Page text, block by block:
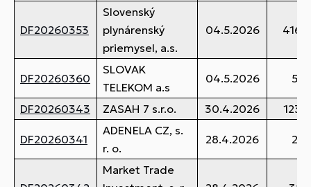
DF20260353
Slovenský
plynárenský
priemysel, a.s.
04.5.2026
DF20260360
SLOVAK
TELEKOM a.s
04.5.2026
DF20260343 ZASAH 7 s.r.o. 30.4.2026
DF20260341
ADENELA CZ, s.
r. o.
28.4.2026
Market Trade